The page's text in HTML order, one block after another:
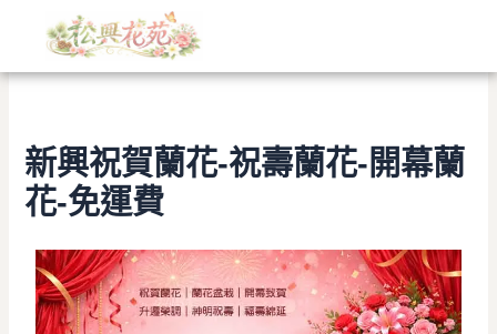
類
新興祝賀蘭花-祝壽蘭花-開幕蘭
花-免運費